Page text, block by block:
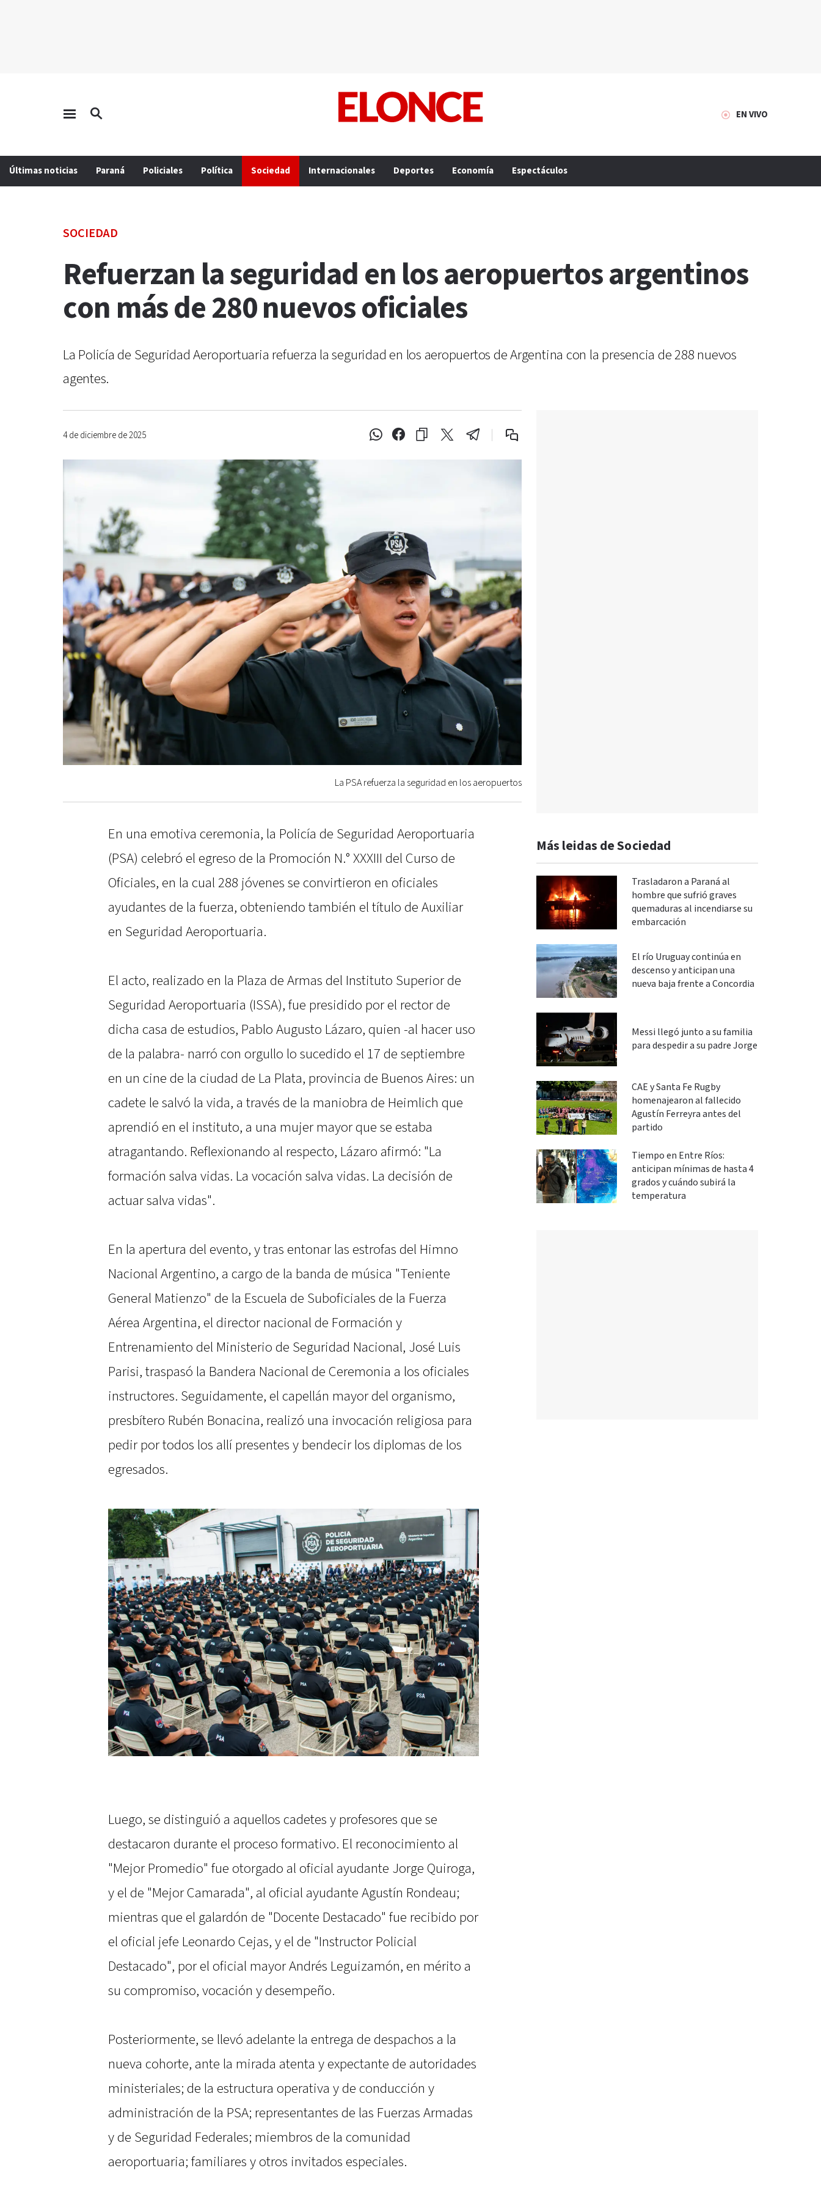
EN VIVO
Últimas noticias Paraná Policiales Política Sociedad Internacionales Deportes Economía Espectáculos
SOCIEDAD
Refuerzan la seguridad en los aeropuertos argentinos
con más de 280 nuevos oficiales
La Policía de Seguridad Aeroportuaria refuerza la seguridad en los aeropuertos de Argentina con la presencia de 288 nuevos
agentes.
4 de diciembre de 2025
La PSA refuerza la seguridad en los aeropuertos
En una emotiva ceremonia, la Policía de Seguridad Aeroportuaria
(PSA) celebró el egreso de la Promoción N.° XXXIII del Curso de
Oficiales, en la cual 288 jóvenes se convirtieron en oficiales
ayudantes de la fuerza, obteniendo también el título de Auxiliar
en Seguridad Aeroportuaria.
El acto, realizado en la Plaza de Armas del Instituto Superior de
Seguridad Aeroportuaria (ISSA), fue presidido por el rector de
dicha casa de estudios, Pablo Augusto Lázaro, quien -al hacer uso
de la palabra- narró con orgullo lo sucedido el 17 de septiembre
en un cine de la ciudad de La Plata, provincia de Buenos Aires: un
cadete le salvó la vida, a través de la maniobra de Heimlich que
aprendió en el instituto, a una mujer mayor que se estaba
atragantando. Reflexionando al respecto, Lázaro afirmó: "La
formación salva vidas. La vocación salva vidas. La decisión de
actuar salva vidas".
En la apertura del evento, y tras entonar las estrofas del Himno
Nacional Argentino, a cargo de la banda de música "Teniente
General Matienzo" de la Escuela de Suboficiales de la Fuerza
Aérea Argentina, el director nacional de Formación y
Entrenamiento del Ministerio de Seguridad Nacional, José Luis
Parisi, traspasó la Bandera Nacional de Ceremonia a los oficiales
instructores. Seguidamente, el capellán mayor del organismo,
presbítero Rubén Bonacina, realizó una invocación religiosa para
pedir por todos los allí presentes y bendecir los diplomas de los
egresados.
Luego, se distinguió a aquellos cadetes y profesores que se
destacaron durante el proceso formativo. El reconocimiento al
"Mejor Promedio" fue otorgado al oficial ayudante Jorge Quiroga,
y el de "Mejor Camarada", al oficial ayudante Agustín Rondeau;
mientras que el galardón de "Docente Destacado" fue recibido por
el oficial jefe Leonardo Cejas, y el de "Instructor Policial
Destacado", por el oficial mayor Andrés Leguizamón, en mérito a
su compromiso, vocación y desempeño.
Posteriormente, se llevó adelante la entrega de despachos a la
nueva cohorte, ante la mirada atenta y expectante de autoridades
ministeriales; de la estructura operativa y de conducción y
administración de la PSA; representantes de las Fuerzas Armadas
y de Seguridad Federales; miembros de la comunidad
aeroportuaria; familiares y otros invitados especiales.
Más leidas de Sociedad
Trasladaron a Paraná al
hombre que sufrió graves
quemaduras al incendiarse su
embarcación
El río Uruguay continúa en
descenso y anticipan una
nueva baja frente a Concordia
Messi llegó junto a su familia
para despedir a su padre Jorge
CAE y Santa Fe Rugby
homenajearon al fallecido
Agustín Ferreyra antes del
partido
Tiempo en Entre Ríos:
anticipan mínimas de hasta 4
grados y cuándo subirá la
temperatura